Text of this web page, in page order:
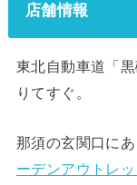
店舗情報
東北自動車道「
りてすぐ。
那須の玄関口に
ーデンアウトレッ